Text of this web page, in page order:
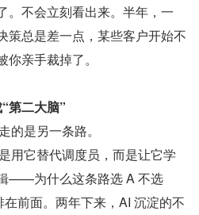
。不会立刻看出来。半年，一
策总是差一点，某些客户开始不
亲手裁掉了。
第二大脑”
的是另一条路。
用它替代调度员，而是让它学
——为什么这条路选 A 不选
前面。两年下来，AI 沉淀的不